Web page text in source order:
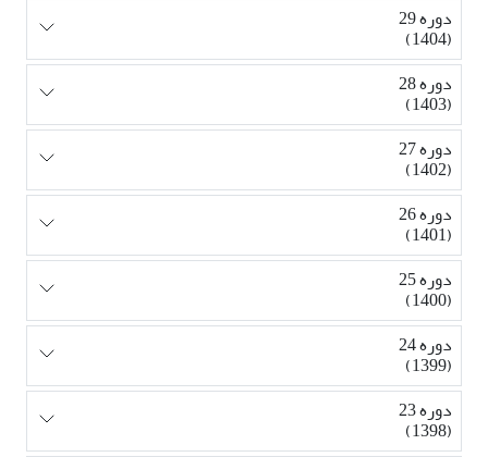
دوره 29
(1404)
دوره 28
(1403)
دوره 27
(1402)
دوره 26
(1401)
دوره 25
(1400)
دوره 24
(1399)
دوره 23
(1398)